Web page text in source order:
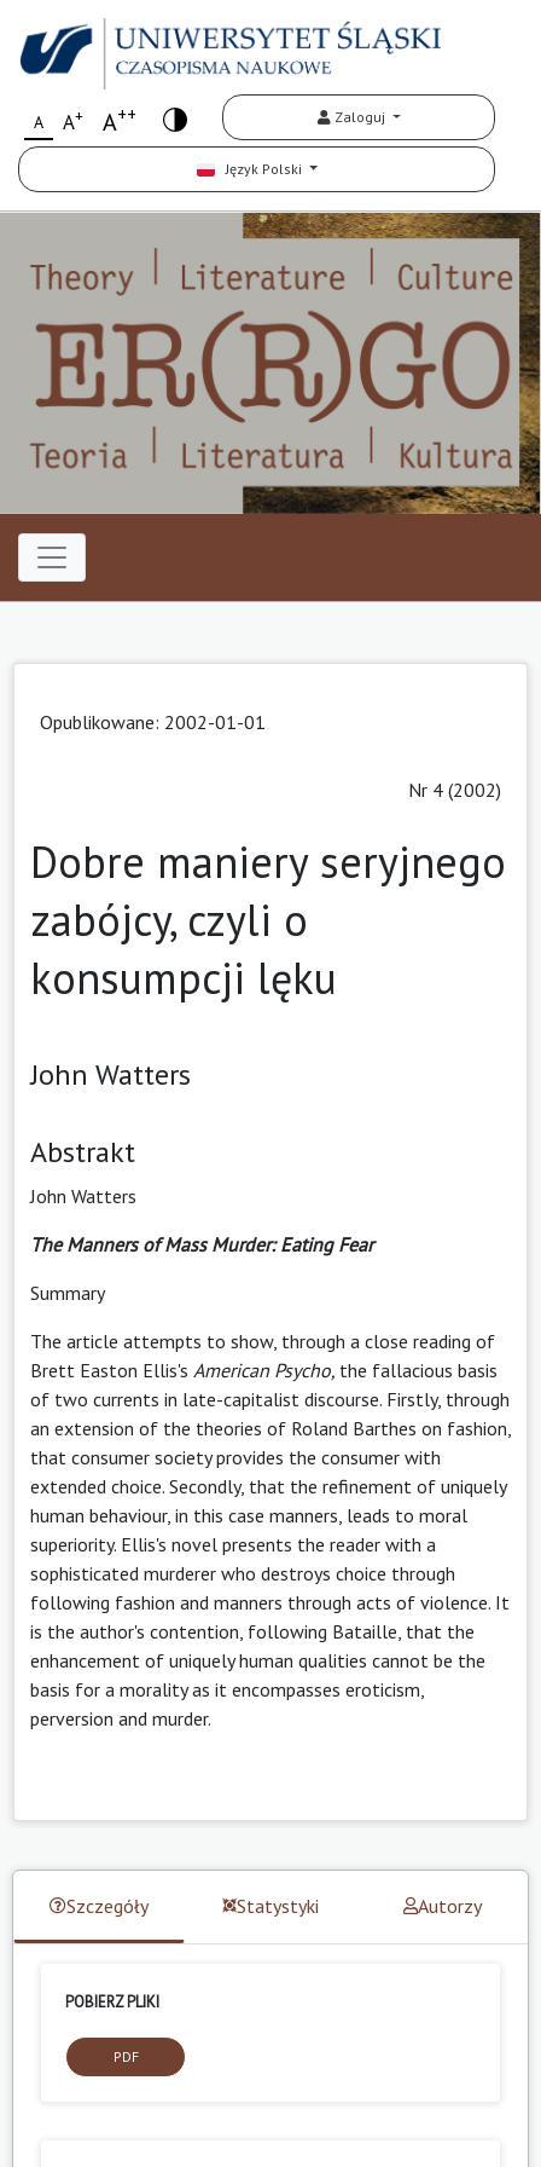
A A+ A++ Zaloguj
Język Polski
Opublikowane: 2002-01-01
Nr 4 (2002)
Dobre maniery seryjnego
zabójcy, czyli o
konsumpcji lęku
John Watters
Abstrakt
John Watters
The Manners of Mass Murder: Eating Fear
Summary
The article attempts to show, through a close reading of
Brett Easton Ellis's American Psycho, the fallacious basis
of two currents in late-capitalist discourse. Firstly, through
an extension of the theories of Roland Barthes on fashion,
that consumer society provides the consumer with
extended choice. Secondly, that the refinement of uniquely
human behaviour, in this case manners, leads to moral
superiority. Ellis's novel presents the reader with a
sophisticated murderer who destroys choice through
following fashion and manners through acts of violence. It
is the author's contention, following Bataille, that the
enhancement of uniquely human qualities cannot be the
basis for a morality as it encompasses eroticism,
perversion and murder.
Szczegóły Statystyki Autorzy
POBIERZ PLIKI
PDF